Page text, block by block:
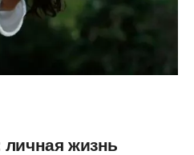
жизнь